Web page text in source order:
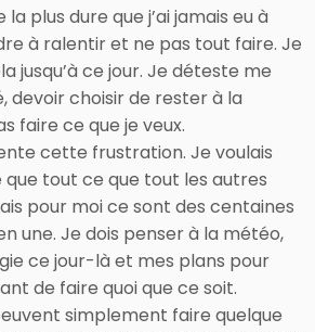
la plus dure que j’ai jamais eu à
à ralentir et ne pas tout faire. Je
jusqu’à ce jour. Je déteste me
devoir choisir de rester à la
faire ce que je veux.
cette frustration. Je voulais
que tout ce que tout les autres
pour moi ce sont des centaines
une. Je dois penser à la météo,
ce jour-là et mes plans pour
de faire quoi que ce soit.
simplement faire quelque